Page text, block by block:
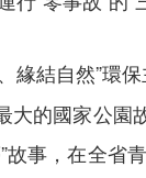
結自然”環
的國家公園
事，在全省